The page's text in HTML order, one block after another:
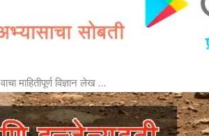
वाचा माहितीपूर्ण विज्ञान लेख …